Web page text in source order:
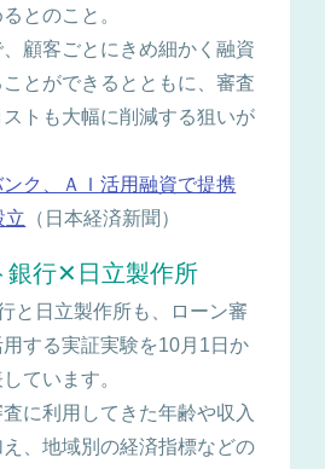
とのこと。
顧客ごとにきめ細かく融資
ことができるとともに、審査
トも大幅に削減する狙いが
ク、ＡＩ活用融資で提携
立 （日本経済新聞）
銀行✕日立製作所
と日立製作所も、ローン審
する実証実験を10月1日か
ています。
に利用してきた年齢や収入
、地域別の経済指標などの